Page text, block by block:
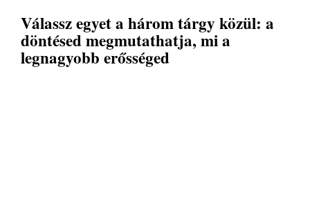
Válassz egyet a három tárgy közül: a
döntésed megmutathatja, mi a
legnagyobb erősséged